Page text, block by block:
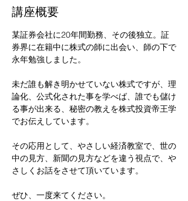
講座概要
某証券会社に20年間勤務、その後独立。証
券界に在籍中に株式の師に出会い、師の下で
永年勉強しました。
未だ誰も解き明かせていない株式ですが、理
論化、公式化された事を学べば、誰でも儲け
る事が出来る、秘密の教えを株式投資帝王学
でお伝えしています。
その応用として、やさしい経済教室で、世の
中の見方、新聞の見方などを違う視点で、や
さしくお話をさせて頂いています。
ぜひ、一度来てください。